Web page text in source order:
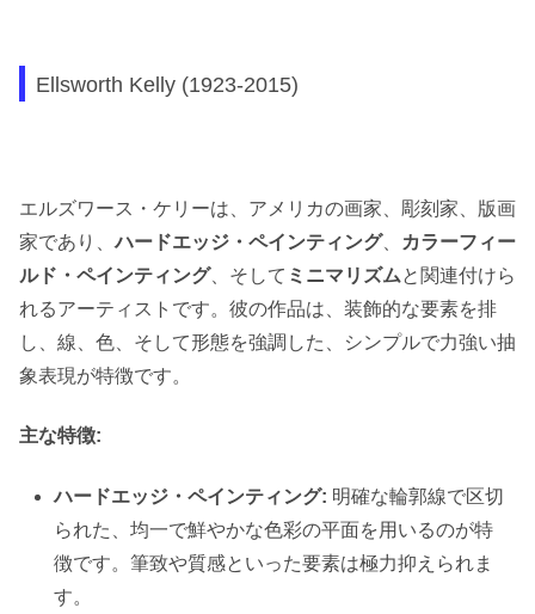
Ellsworth Kelly (1923-2015)
エルズワース・ケリーは、アメリカの画家、彫刻家、版画
家であり、ハードエッジ・ペインティング、
カラーフィー
ルド・ペインティング、そして ミニマリズムと関連付けら
れるアーティストです。彼の作品は、装飾的な要素を排
し、線、色、そして形態を強調した、シンプルで力強い抽
象表現が特徴です。
主な特徴:
ハードエッジ・ペインティング: 明確な輪郭線で区切
られた、均一で鮮やかな色彩の平面を用いるのが特
徴です。筆致や質感といった要素は極力抑えられま
す。